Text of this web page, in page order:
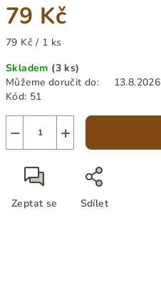
79 Kč
Měrná
79 Kč / 1 ks
Skladem (3 ks)
Můžeme doručit do:
13.8.2026
Kód: 51
+
−
Zeptat se Sdílet